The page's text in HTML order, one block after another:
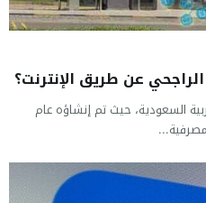
عن طريق الإنترنت؟
السعودية، حيث تم إنشاؤه عام